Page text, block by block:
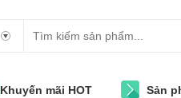
Khuyến mãi HOT Sản